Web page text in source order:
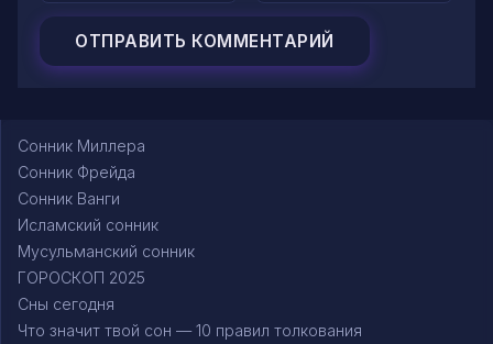
Сонник Миллера
Сонник Фрейда
Сонник Ванги
Исламский сонник
Мусульманский сонник
ГОРОСКОП 2025
Сны сегодня
Что значит твой сон — 10 правил толкования